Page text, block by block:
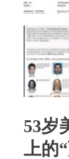
53岁
上的